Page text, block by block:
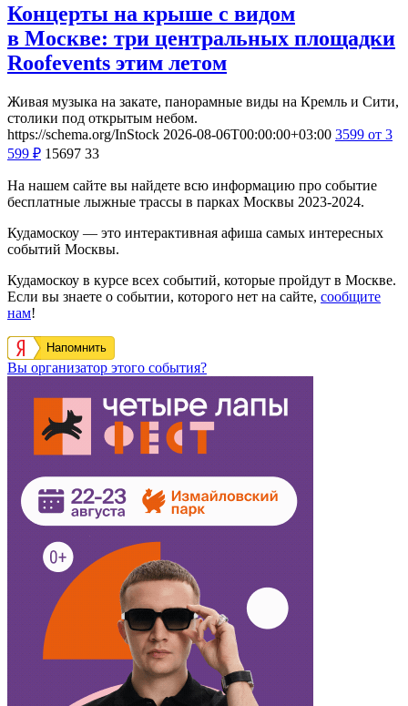
Концерты на крыше с видом
в Москве: три центральных площадки
Roofevents этим летом
Живая музыка на закате, панорамные виды на Кремль и Сити,
столики под открытым небом.
https://schema.org/InStock 2026-08-06T00:00:00+03:00 3599 от 3
599 ₽ 15697 33
На нашем сайте вы найдете всю информацию про событие
бесплатные лыжные трассы в парках Москвы 2023-2024.
Кудамоскоу — это интерактивная афиша самых интересных
событий Москвы.
Кудамоскоу в курсе всех событий, которые пройдут в Москве.
Если вы знаете о событии, которого нет на сайте, сообщите
нам!
Напомнить
Вы организатор этого события?